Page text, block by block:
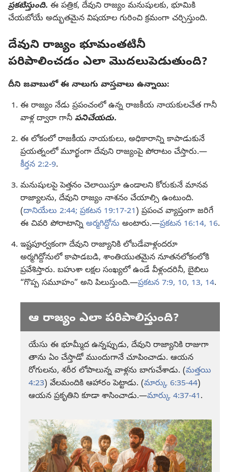
ప్రకటిస్తుంది. ఈ పత్రిక, దేవుని రాజ్యం మనుషులకు, భూమికి
చేయబోయే అద్భుతమైన విషయాల గురించి క్రమంగా చర్చిస్తుంది.
దేవుని రాజ్యం భూమంతటినీ
పరిపాలించడం ఎలా మొదలుపెడుతుంది?
దీని జవాబులో ఈ నాలుగు వాస్తవాలు ఉన్నాయి:
ఈ రాజ్యం నేడు ప్రపంచంలో ఉన్న రాజకీయ నాయకులచేత గానీ
వాళ్ల ద్వారా గానీ పనిచేయదు.
ఈ లోకంలో రాజకీయ నాయకులు, అధికారాన్ని కాపాడుకునే
ప్రయత్నంలో మూర్ఖంగా దేవుని రాజ్యంపై పోరాటం చేస్తారు.—
కీర్తన 2:2-9.
మనుషులపై పెత్తనం చెలాయిస్తూ ఉండాలని కోరుకునే మానవ
రాజ్యాలను, దేవుని రాజ్యం నాశనం చేయాల్సి ఉంటుంది.
(దానియేలు 2:44; ప్రకటన 19:17-21) ప్రపంచ వ్యాప్తంగా జరిగే
ఈ చివరి పోరాటాన్నిఅర్మగిద్దోను అంటారు.—ప్రకటన 16:14, 16.
ఇష్టపూర్వకంగా దేవుని రాజ్యానికి లోబడేవాళ్లందరూ
అర్మగిద్దోనులో కాపాడబడి, శాంతియుతమైన నూతనలోకంలోకి
ప్రవేశిస్తారు. బహుశా లక్షల సంఖ్యలో ఉండే వీళ్లందరినీ, బైబిలు
“గొప్ప సమూహం” అని పిలుస్తుంది.—ప్రకటన 7:9, 10, 13, 14.
ఆ రాజ్యం ఎలా పరిపాలిస్తుంది?
యేసు ఈ భూమ్మీద ఉన్నప్పుడు, దేవుని రాజ్యానికి రాజుగా
తాను ఏం చేస్తాడో ముందుగానే చూపించాడు. ఆయన
రోగులను, శరీర లోపాలున్న వాళ్లను బాగుచేశాడు. (మత్తయి
4:23) వేలమందికి ఆహారం పెట్టాడు. (మార్కు 6:35-44)
ఆయన ప్రకృతిని కూడా శాసించాడు.—మార్కు 4:37-41.